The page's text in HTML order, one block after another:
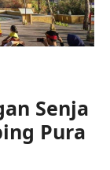
Senja
Pura